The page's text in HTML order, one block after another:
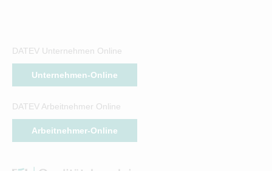
DATEV Unternehmen Online
Unternehmen-Online
DATEV Arbeitnehmer Online
Arbeitnehmer-Online